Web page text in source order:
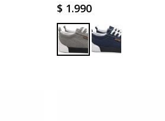
$ 1.990